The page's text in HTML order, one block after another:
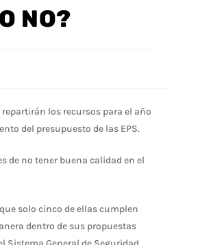
NO?
los recursos para el año
del presupuesto de las EPS.
de no tener buena calidad en el
solo cinco de ellas cumplen
dentro de sus propuestas